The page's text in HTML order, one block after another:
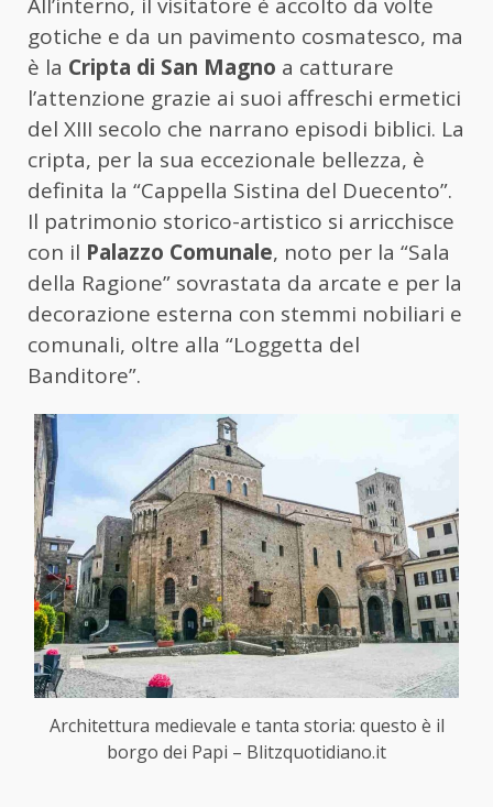
All’interno, il visitatore è accolto da volte
gotiche e da un pavimento cosmatesco, ma
è la Cripta di San Magno a catturare
l’attenzione grazie ai suoi affreschi ermetici
del XIII secolo che narrano episodi biblici. La
cripta, per la sua eccezionale bellezza, è
definita la “Cappella Sistina del Duecento”.
Il patrimonio storico-artistico si arricchisce
con il Palazzo Comunale, noto per la “Sala
della Ragione” sovrastata da arcate e per la
decorazione esterna con stemmi nobiliari e
comunali, oltre alla “Loggetta del
Banditore”.
Architettura medievale e tanta storia: questo è il
borgo dei Papi – Blitzquotidiano.it